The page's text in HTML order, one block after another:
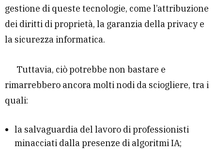
gestione di queste tecnologie, come l’attribuzione
dei diritti di proprietà, la garanzia della privacy e
la sicurezza informatica.
Tuttavia, ciò potrebbe non bastare e
rimarrebbero ancora molti nodi da sciogliere, tra i
quali:
la salvaguardia del lavoro di professionisti
minacciati dalla presenze di algoritmi IA;